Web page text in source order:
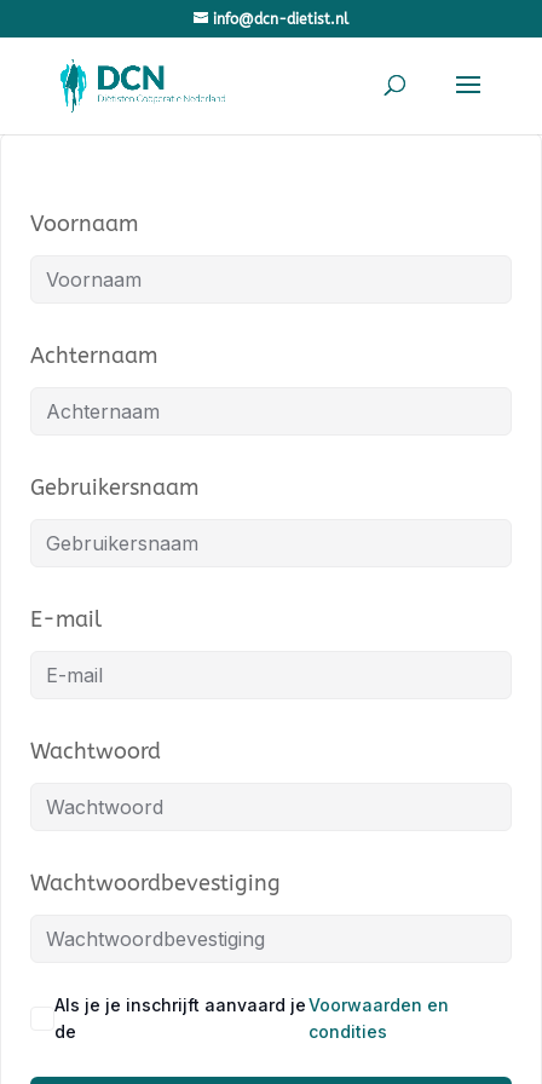
info@dcn-dietist.nl
Voornaam
Achternaam
Gebruikersnaam
E-mail
Wachtwoord
Wachtwoordbevestiging
Als je je inschrijft aanvaard je
de
Voorwaarden en
condities